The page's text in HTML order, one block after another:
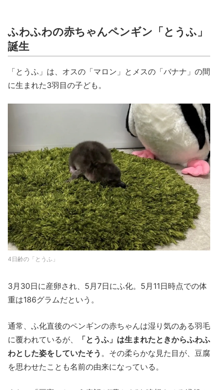
ふわふわの赤ちゃんペンギン「とうふ」
誕生
「とうふ」は、オスの「マロン」とメスの「バナナ」の間
に生まれた3羽目の子ども。
4日齢の「とうふ」
3月30日に産卵され、5月7日にふ化。5月11日時点での体
重は186グラムだという。
通常、ふ化直後のペンギンの赤ちゃんは湿り気のある羽毛
に覆われているが、
「とうふ」は生まれたときからふわふ
わとした姿をしていたそう 。その柔らかな見た目が、豆腐
を思わせたことも名前の由来になっている。